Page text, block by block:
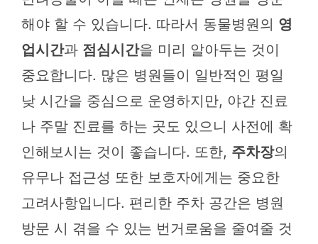
해야 할 수 있습니다. 따라서 동물병원의 영
업시간과 점심시간을 미리 알아두는 것이
중요합니다. 많은 병원들이 일반적인 평일
낮 시간을 중심으로 운영하지만, 야간 진료
나 주말 진료를 하는 곳도 있으니 사전에 확
인해보시는 것이 좋습니다. 또한, 주차장의
유무나 접근성 또한 보호자에게는 중요한
고려사항입니다. 편리한 주차 공간은 병원
방문 시 겪을 수 있는 번거로움을 줄여줄 것